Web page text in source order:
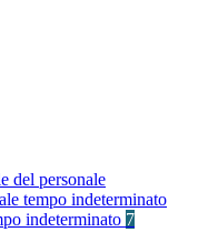
del personale
tempo indeterminato
indeterminato 7